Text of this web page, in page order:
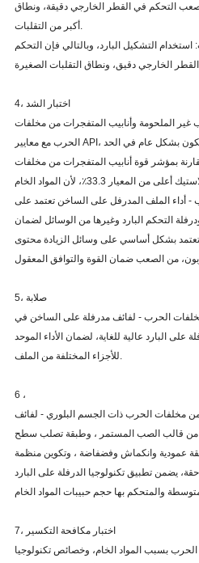
التحكم في القطر الخارجي دقيقة، ونطاق
أكبر من التقلبات.
التشكيل البارد، وبالتالي فإن التحكم
4، اختبار الشد
غير الملحومة وأنابيب المتفجرات من مخلفات
الحرب مع معايير API، لكن قوة الأنابيب غير الملحومة تكون بشكل عام في الحد
مقارنة بمؤشر قوة أنابيب المتفجرات من مخلفات
الحرب في أفضل حالة، ومؤشر البلاستيك أعلى من المعيار 33.3٪، لأن المواد الخام
- أداء الملف المدرفل على الساخن تعتمد على
التحكم البارد وغيرها من الوسائل لضمان
تعتمد بشكل أساسي على وسائل الزيادة محتوى
5، صلابة
مخلفات الحرب - لفائف مدرفلة على الساخن في
على البارد عالية للغاية، لضمان الأداء الموحد
للأجزاء المختلفة من الملف.
6 ،
من مخلفات الحرب ذات الجسم البلوري - لفائف
من قالب الصب المستمر ، وطبقة تصلب سطح
عمودية وانكماش وفضفاضة ، وتكوين منظمة
يضمن تطبيق تكنولوجيا الدرفلة على البارد
7، اختبار مكافحة التكسير
بسبب المواد الخام، وخصائص تكنولوجيا